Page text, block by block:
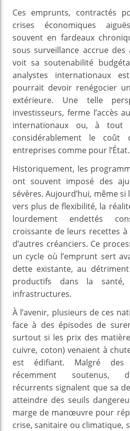
Ces emprunts, contractés
crises économiques
souvent en fardeaux
sous surveillance accrue
voit sa soutenabilité
analystes internationaux
pourrait devoir renégocier
extérieure. Une telle
investisseurs, ferme l’accès
internationaux ou, à tout
considérablement le
entreprises comme pour l’État.
Historiquement, les
ont souvent imposé des
sévères. Aujourd’hui, même
vers plus de flexibilité, la
lourdement endettés
croissante de leurs recettes
d’autres créanciers. Ce
un cycle où l’emprunt sert
dette existante, au
productifs dans la santé,
infrastructures.
À l’avenir, plusieurs de ces
face à des épisodes de
surtout si les prix des
cuivre, coton) venaient à
est édifiant. Malgré des
récemment soutenus,
récurrents signalent que sa
atteindre des seuils
marge de manœuvre pour
crise, sanitaire ou climatique,